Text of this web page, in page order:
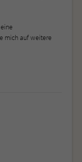
mich auf weitere